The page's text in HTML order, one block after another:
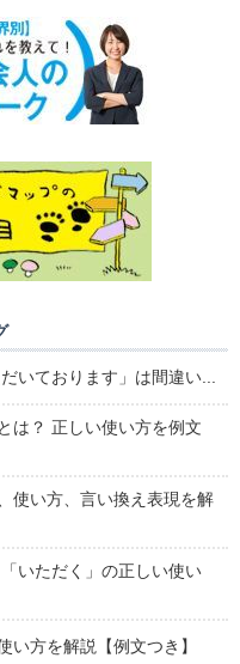
いております」は間違い...
は？ 正しい使い方を例文
使い方、言い換え表現を解
いただく」の正しい使い
い方を解説【例文つき】